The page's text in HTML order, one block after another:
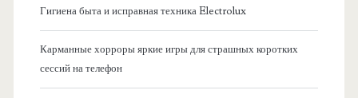
Гигиена быта и исправная техника Electrolux
Карманные хорроры яркие игры для страшных коротких
сессий на телефон